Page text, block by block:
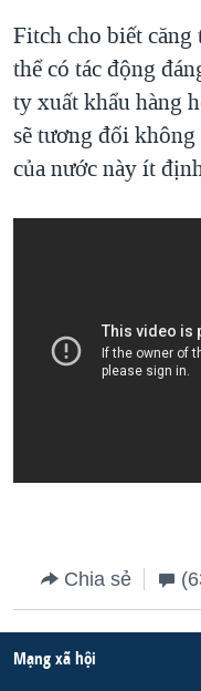
Fitch cho biết căng
thể có tác động
ty xuất khẩu hàng
sẽ tương đối
của nước này ít
Chia sẻ
Mạng xã hội